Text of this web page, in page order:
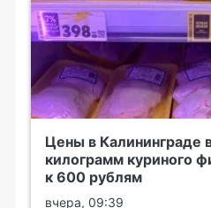
Цены в Калининграде
килограмм куриного
к 600 рублям
вчера, 09:39